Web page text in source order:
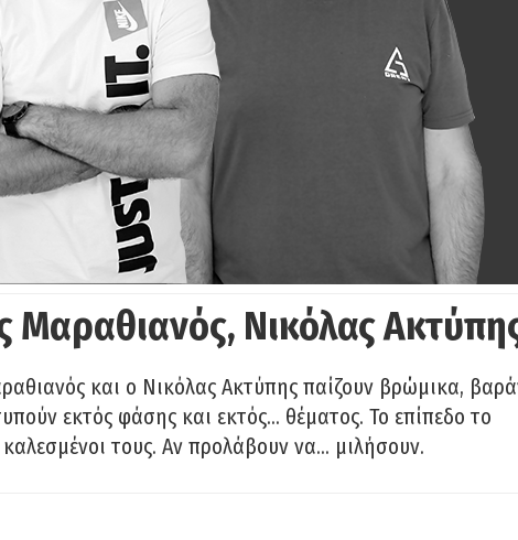
Μαραθιανός, Νικόλας
και ο Νικόλας Ακτύπης παίζουν βρώμικα,
εκτός φάσης και εκτός… θέματος. Το επίπεδο το
καλεσμένοι τους. Αν προλάβουν να… μιλήσουν.